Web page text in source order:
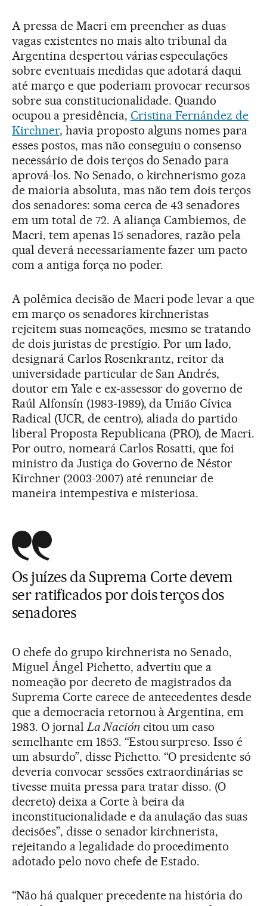
A pressa de Macri em preencher as duas
vagas existentes no mais alto tribunal da
Argentina despertou várias especulações
sobre eventuais medidas que adotará daqui
até março e que poderiam provocar recursos
sobre sua constitucionalidade. Quando
ocupou a presidência, Cristina Fernández de
Kirchner, havia proposto alguns nomes para
esses postos, mas não conseguiu o consenso
necessário de dois terços do Senado para
aprová-los. No Senado, o kirchnerismo goza
de maioria absoluta, mas não tem dois terços
dos senadores: soma cerca de 43 senadores
em um total de 72. A aliança Cambiemos, de
Macri, tem apenas 15 senadores, razão pela
qual deverá necessariamente fazer um pacto
com a antiga força no poder.
A polêmica decisão de Macri pode levar a que
em março os senadores kirchneristas
rejeitem suas nomeações, mesmo se tratando
de dois juristas de prestígio. Por um lado,
designará Carlos Rosenkrantz, reitor da
universidade particular de San Andrés,
doutor em Yale e ex-assessor do governo de
Raúl Alfonsín (1983-1989), da União Cívica
Radical (UCR, de centro), aliada do partido
liberal Proposta Republicana (PRO), de Macri.
Por outro, nomeará Carlos Rosatti, que foi
ministro da Justiça do Governo de Néstor
Kirchner (2003-2007) até renunciar de
maneira intempestiva e misteriosa.
Os juízes da Suprema Corte devem
ser ratificados por dois terços dos
senadores
O chefe do grupo kirchnerista no Senado,
Miguel Ángel Pichetto, advertiu que a
nomeação por decreto de magistrados da
Suprema Corte carece de antecedentes desde
que a democracia retornou à Argentina, em
1983. O jornalLa Nacióncitou um caso
semelhante em 1853. “Estou surpreso. Isso é
um absurdo”, disse Pichetto. “O presidente só
deveria convocar sessões extraordinárias se
tivesse muita pressa para tratar disso. (O
decreto) deixa a Corte à beira da
inconstitucionalidade e da anulação das suas
decisões”, disse o senador kirchnerista,
rejeitando a legalidade do procedimento
adotado pelo novo chefe de Estado.
“Não há qualquer precedente na história do